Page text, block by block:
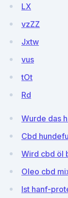
LX
vzZZ
Jxtw
vus
tOt
Rd
Wurde das
Cbd
Wird cbd öl
Oleo cbd
Ist hanf-